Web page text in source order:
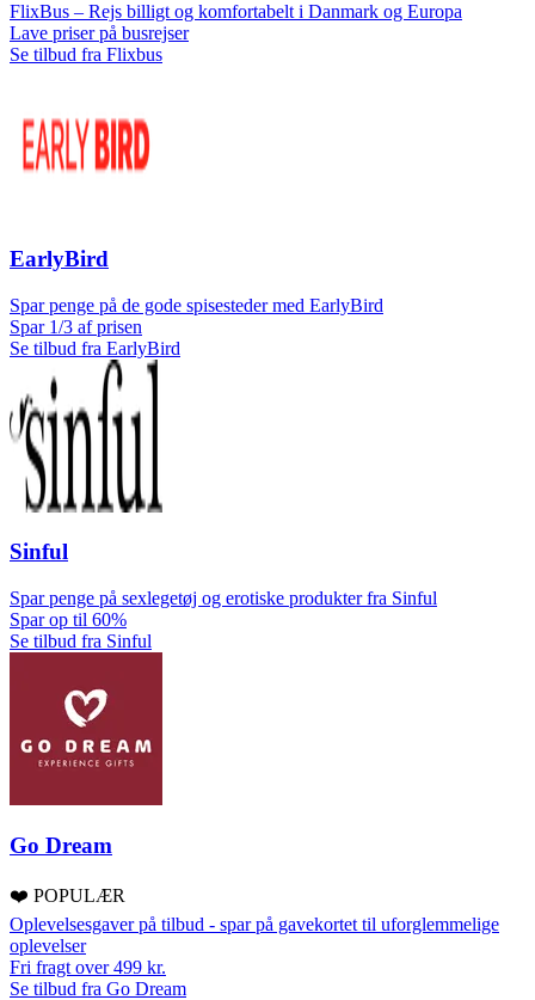
FlixBus – Rejs billigt og komfortabelt i Danmark og Europa
Lave priser på busrejser
Se tilbud fra Flixbus
EarlyBird
Spar penge på de gode spisesteder med EarlyBird
Spar 1/3 af prisen
Se tilbud fra EarlyBird
Sinful
Spar penge på sexlegetøj og erotiske produkter fra Sinful
Spar op til 60%
Se tilbud fra Sinful
Go Dream
❤️ POPULÆR
Oplevelsesgaver på tilbud - spar på gavekortet til uforglemmelige
oplevelser
Fri fragt over 499 kr.
Se tilbud fra Go Dream